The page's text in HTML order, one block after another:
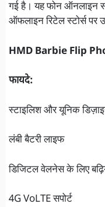
गई है। यह फोन ऑनलाइन
ऑफलाइन रिटेल स्टोर्स पर
HMD Barbie Flip
फायदे:
स्टाइलिश और यूनिक
लंबी बैटरी लाइफ
डिजिटल वेलनेस के लिए
4G VoLTE सपोर्ट